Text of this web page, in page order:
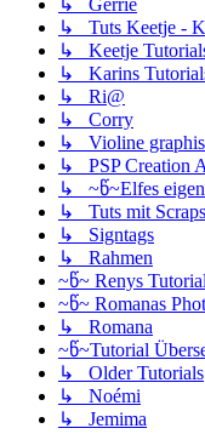
↳ Tuts Keetje -
↳ Keetje
↳ Karins
↳ Ri@
↳ Corry
↳ Violine
↳ PSP Creation
↳ ~წ~Elfes
↳ Tuts mit Scraps
↳ Signtags
↳ Rahmen
~წ~ Renys
~წ~ Romanas
↳ Romana
~წ~Tutorial
↳ Older Tutorials
↳ Noémi
↳ Jemima